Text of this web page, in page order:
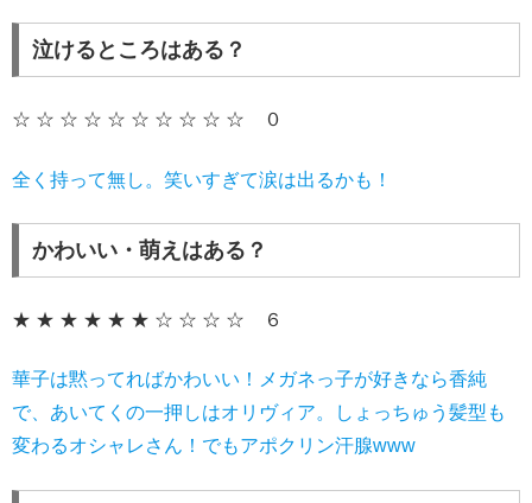
泣けるところはある？
☆ ☆ ☆ ☆ ☆ ☆ ☆ ☆ ☆ ☆ ０
全く持って無し。笑いすぎて涙は出るかも！
かわいい・萌えはある？
★ ★ ★ ★ ★ ★ ☆ ☆ ☆ ☆ ６
華子は黙ってればかわいい！メガネっ子が好きなら香純
で、あいてくの一押しはオリヴィア。しょっちゅう髪型も
変わるオシャレさん！でもアポクリン汗腺www